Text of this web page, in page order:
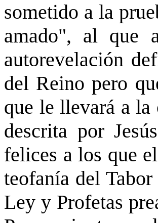
sometido a la
amado", al que
autorevelación
del Reino pero
que le llevará a la
descrita por
felices a los que
teofanía del
Ley y Profetas